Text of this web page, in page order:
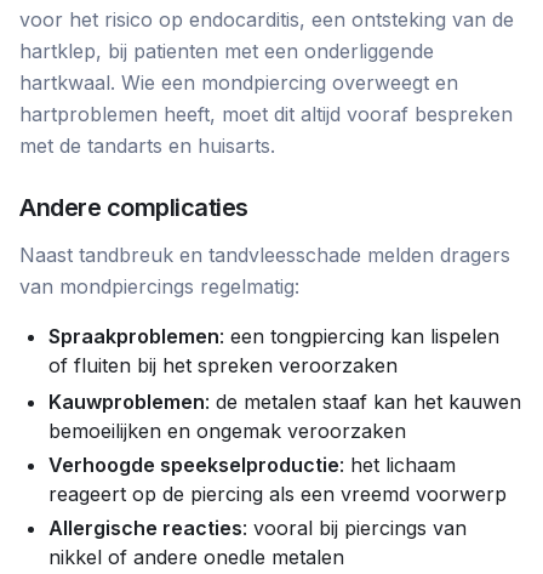
voor het risico op endocarditis, een ontsteking van de
hartklep, bij patienten met een onderliggende
hartkwaal. Wie een mondpiercing overweegt en
hartproblemen heeft, moet dit altijd vooraf bespreken
met de tandarts en huisarts.
Andere complicaties
Naast tandbreuk en tandvleesschade melden dragers
van mondpiercings regelmatig:
Spraakproblemen: een tongpiercing kan lispelen
of fluiten bij het spreken veroorzaken
Kauwproblemen: de metalen staaf kan het kauwen
bemoeilijken en ongemak veroorzaken
Verhoogde speekselproductie: het lichaam
reageert op de piercing als een vreemd voorwerp
Allergische reacties: vooral bij piercings van
nikkel of andere onedle metalen